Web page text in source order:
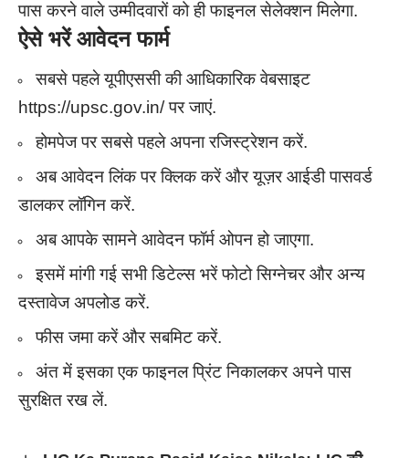
पास करने वाले उम्मीदवारों को ही फाइनल सेलेक्शन मिलेगा.
ऐसे भरें आवेदन फार्म
सबसे पहले यूपीएससी की आधिकारिक वेबसाइट
https://upsc.gov.in/ पर जाएं.
होमपेज पर सबसे पहले अपना रजिस्ट्रेशन करें.
अब आवेदन लिंक पर क्लिक करें और यूज़र आईडी पासवर्ड
डालकर लॉगिन करें.
अब आपके सामने आवेदन फॉर्म ओपन हो जाएगा.
इसमें मांगी गई सभी डिटेल्स भरें फोटो सिग्नेचर और अन्य
दस्तावेज अपलोड करें.
फीस जमा करें और सबमिट करें.
अंत में इसका एक फाइनल प्रिंट निकालकर अपने पास
सुरक्षित रख लें.